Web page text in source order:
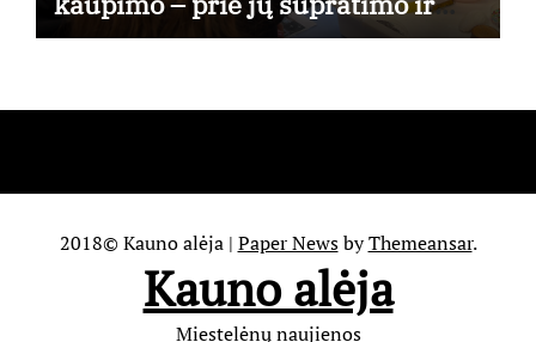
taikymo
2018© Kauno alėja | Paper NewsbyThemeansar.
Kauno alėja
Miestelėnų naujienos